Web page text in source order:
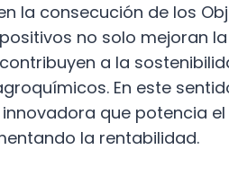
la consecución de los
no solo mejoran
a la
En este
que potencia
la rentabilidad.